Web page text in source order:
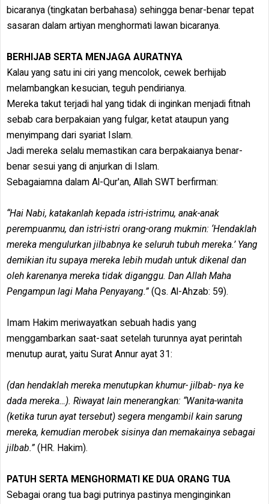
bicaranya (tingkatan berbahasa) sehingga benar-benar tepat
sasaran dalam artiyan menghormati lawan bicaranya.
BERHIJAB SERTA MENJAGA AURATNYA
Kalau yang satu ini ciri yang mencolok, cewek berhijab
melambangkan kesucian, teguh pendirianya.
Mereka takut terjadi hal yang tidak di inginkan menjadi fitnah
sebab cara berpakaian yang fulgar, ketat ataupun yang
menyimpang dari syariat Islam.
Jadi mereka selalu memastikan cara berpakaianya benar-
benar sesui yang di anjurkan di Islam.
Sebagaiamna dalam Al-Qur'an, Allah SWT berfirman:
“Hai Nabi, katakanlah kepada istri-istrimu, anak-anak
perempuanmu, dan istri-istri orang-orang mukmin: ‘Hendaklah
mereka mengulurkan jilbabnya ke seluruh tubuh mereka.’ Yang
demikian itu supaya mereka lebih mudah untuk dikenal dan
oleh karenanya mereka tidak diganggu. Dan Allah Maha
Pengampun lagi Maha Penyayang.” (Qs. Al-Ahzab: 59).
Imam Hakim meriwayatkan sebuah hadis yang
menggambarkan saat-saat setelah turunnya ayat perintah
menutup aurat, yaitu Surat Annur ayat 31:
(dan hendaklah mereka menutupkan khumur- jilbab- nya ke
dada mereka…). Riwayat lain menerangkan: “Wanita-wanita
(ketika turun ayat tersebut) segera mengambil kain sarung
mereka, kemudian merobek sisinya dan memakainya sebagai
jilbab.” (HR. Hakim).
PATUH SERTA MENGHORMATI KE DUA ORANG TUA
Sebagai orang tua bagi putrinya pastinya menginginkan